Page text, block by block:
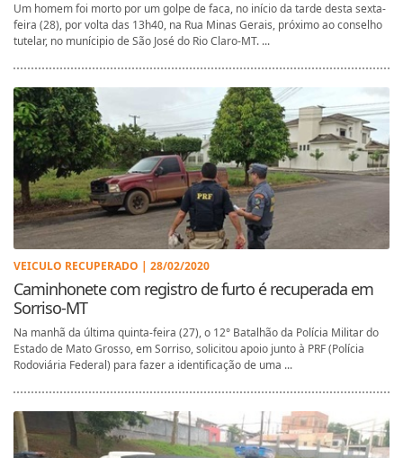
Um homem foi morto por um golpe de faca, no início da tarde desta sexta-
feira (28), por volta das 13h40, na Rua Minas Gerais, próximo ao conselho
tutelar, no munícipio de São José do Rio Claro-MT. ...
VEICULO RECUPERADO | 28/02/2020
Caminhonete com registro de furto é recuperada em
Sorriso-MT
Na manhã da última quinta-feira (27), o 12° Batalhão da Polícia Militar do
Estado de Mato Grosso, em Sorriso, solicitou apoio junto à PRF (Polícia
Rodoviária Federal) para fazer a identificação de uma ...